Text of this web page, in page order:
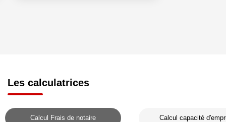
Les calculatrices
Calcul Frais de notaire Calcul capacité